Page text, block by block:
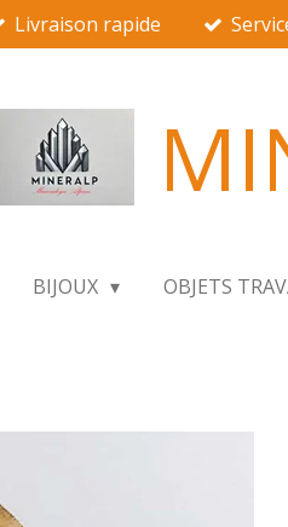
Livraison rapide
BIJOUX OBJETS